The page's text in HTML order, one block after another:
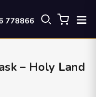
778866
– Holy Land